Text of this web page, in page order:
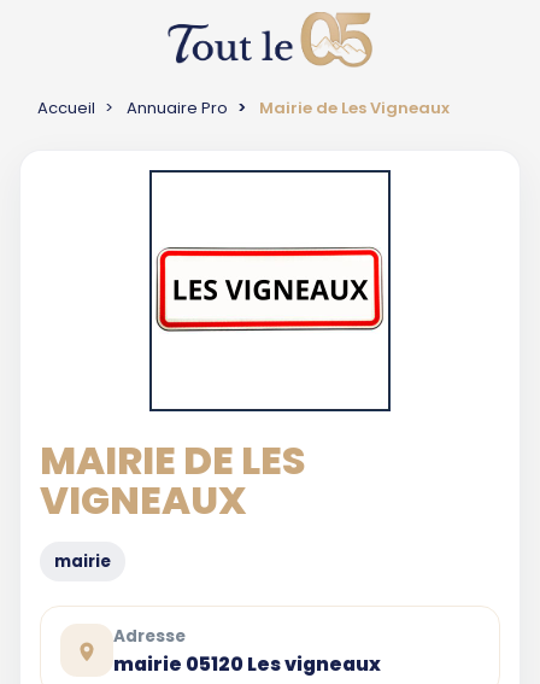
Accueil Annuaire Pro Mairie de Les Vigneaux
MAIRIE DE LES
VIGNEAUX
mairie
Adresse
mairie 05120 Les vigneaux